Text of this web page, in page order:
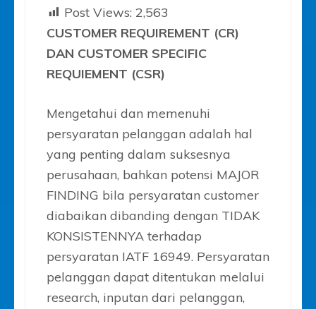
Post Views: 2,563
CUSTOMER REQUIREMENT (CR)
DAN CUSTOMER SPECIFIC
REQUIEMENT (CSR)
Mengetahui dan memenuhi
persyaratan pelanggan adalah hal
yang penting dalam suksesnya
perusahaan, bahkan potensi MAJOR
FINDING bila persyaratan customer
diabaikan dibanding dengan TIDAK
KONSISTENNYA terhadap
persyaratan IATF 16949. Persyaratan
pelanggan dapat ditentukan melalui
research, inputan dari pelanggan,